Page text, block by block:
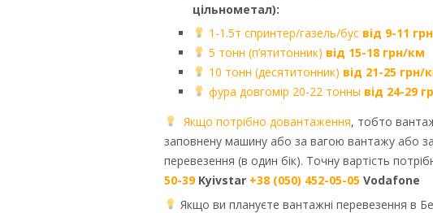
цільнометал):
1-1.5т спринтер/газель/бус від 9-11
5 тонн (п’ятитонник) від 15-18 грн/км
10 тонн (десятитонник) від 21-25 грн/
фура довгомір 20-22 тонны від 24-29
Якщо потрібно довантаження, тобто
заповнену машину або за вагою вантажу або
перевезення (в один бік). Точну вартість
50-39Kyivstar +38 (050) 452-05-05 Vodafone
Якщо ви плануєте вантажні перевезення в